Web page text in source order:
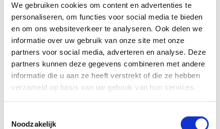
We gebruiken cookies om content en advertenties te
personaliseren, om functies voor social media te bieden
en om ons websiteverkeer te analyseren. Ook delen we
informatie over uw gebruik van onze site met onze
partners voor social media, adverteren en analyse. Deze
partners kunnen deze gegevens combineren met andere
informatie die u aan ze heeft verstrekt of die ze hebben
verzameld op basis van uw gebruik van hun services.
Noodzakelijk